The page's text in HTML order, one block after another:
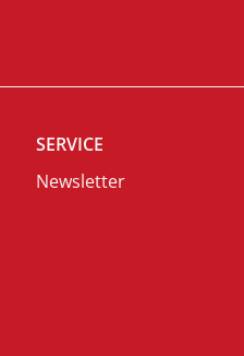
SERVICE
Newsletter